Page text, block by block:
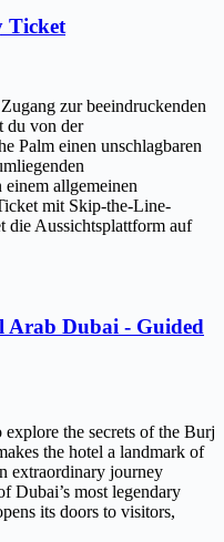
Ticket
zur beeindruckenden
du von der
Palm einen unschlagbaren
allgemeinen
mit Skip-the-Line-
die Aussichtsplattform auf
Arab Dubai - Guided
the secrets of the Burj
the hotel a landmark of
extraordinary journey
Dubai’s most legendary
its doors to visitors,